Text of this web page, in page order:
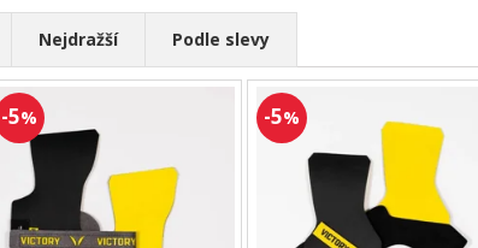
Nejdražší Podle slevy
-5% -5%